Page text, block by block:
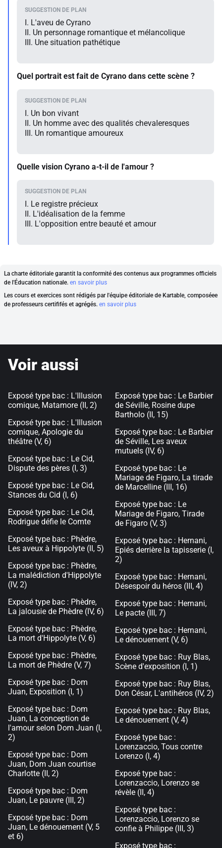
I. L'aveu de Cyrano
II. Un personnage romantique et mélancolique
III. Une situation pathétique
Quel portrait est fait de Cyrano dans cette scène ?
I. Un bon vivant
II. Un homme avec des qualités chevaleresques
III. Un romantique amoureux
Quelle vision Cyrano a-t-il de l'amour ?
I. Le registre précieux
II. L'idéalisation de la femme
III. L'opposition entre beauté et amour
La charte éditoriale garantit la conformité des contenus aux programmes officiels
de l'Éducation nationale. en savoir plus
Les cours et exercices sont rédigés par l'équipe éditoriale de Kartable, composéee
de professeurs certififés et agrégés. en savoir plus
Voir aussi
Exposé type bac : L'Illusion
comique, Matamore (II, 2)
Exposé type bac : L'Illusion
comique, Apologie du
théâtre (V, 6)
Exposé type bac : Le Cid,
Dispute des pères (I, 3)
Exposé type bac : Le Cid,
Stances du Cid (I, 6)
Exposé type bac : Le Cid,
Rodrigue défie le Comte
Exposé type bac : Phèdre,
Les aveux à Hippolyte (II, 5)
Exposé type bac : Phèdre,
La malédiction d'Hippolyte
(IV, 2)
Exposé type bac : Phèdre,
La jalousie de Phèdre (IV, 6)
Exposé type bac : Phèdre,
La mort d'Hippolyte (V, 6)
Exposé type bac : Phèdre,
La mort de Phèdre (V, 7)
Exposé type bac : Dom
Juan, Exposition (I, 1)
Exposé type bac : Dom
Juan, La conception de
l'amour selon Dom Juan (I,
2)
Exposé type bac : Dom
Juan, Dom Juan courtise
Charlotte (II, 2)
Exposé type bac : Dom
Juan, Le pauvre (III, 2)
Exposé type bac : Dom
Juan, Le dénouement (V, 5
et 6)
Exposé type bac : Le Barbier
de Séville, Rosine dupe
Bartholo (II, 15)
Exposé type bac : Le Barbier
de Séville, Les aveux
mutuels (IV, 6)
Exposé type bac : Le
Mariage de Figaro, La tirade
de Marcelline (III, 16)
Exposé type bac : Le
Mariage de Figaro, Tirade
de Figaro (V, 3)
Exposé type bac : Hernani,
Epiés derrière la tapisserie (I,
2)
Exposé type bac : Hernani,
Désespoir du héros (III, 4)
Exposé type bac : Hernani,
Le pacte (III, 7)
Exposé type bac : Hernani,
Le dénouement (V, 6)
Exposé type bac : Ruy Blas,
Scène d'exposition (I, 1)
Exposé type bac : Ruy Blas,
Don César, L'antihéros (IV, 2)
Exposé type bac : Ruy Blas,
Le dénouement (V, 4)
Exposé type bac :
Lorenzaccio, Tous contre
Lorenzo (I, 4)
Exposé type bac :
Lorenzaccio, Lorenzo se
révèle (II, 4)
Exposé type bac :
Lorenzaccio, Lorenzo se
confie à Philippe (III, 3)
Exposé type bac :